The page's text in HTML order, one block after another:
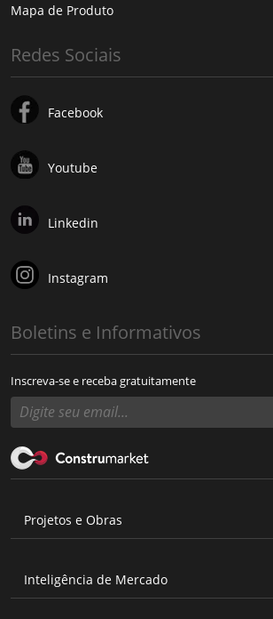
Mapa de Produto
Redes Sociais
Facebook
Youtube
Linkedin
Instagram
Boletins e Informativos
Inscreva-se e receba gratuitamente
Projetos e Obras
Inteligência de Mercado